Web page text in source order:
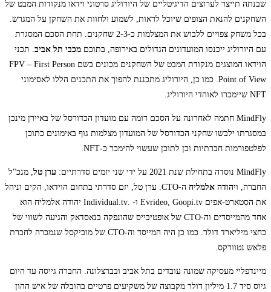
שבנתה תייצר לערוצים הדיגיטליים של היורוליג סרטוני וידאו מנקודות המבט של
השחקנים להנאת הצופים שיוכל לראות, לשמוע ולחוות את השחקן על המגרש.
בכל משחק צפויים ללבוש את המצלמות כ-2-3 שחקנים. תחת הסכם המסגרת
עם היורוליג ייכנסו המועדונים הגדולים באירופה, בתוכם מכבי תל אביב. תכני
הוידאו המוצגים מנקודת המבט של השחקנים מכונים בשם FPV – First Person
Point of View. כמו כן, היורוליג מתכננת להפוך את התכנים הללו לאסימוני
NFT שיימכרו לאוהדי היורוליג.
MindFly חתמה לאחרונה על הסכם דומה עם מועדון הכדורסל של באיירן מינכן
במסגרתו ילבשו שחקני הכדורסל של המועדון מצלמות גוף באימונים כתוכן
לפלטפורמות חברתיות וכן לתוכן שעשוי להימכר כ-NFT.
MindFly נוסדה בתחילת שנת 2021 על ידי שני יזמים סדרתיים: ערן טל, מנכ"ל
החברה, ויהודה אלמליח
ה-CTO. ערן טל, יזם סדרתי בתחום הוידאו, הקים וניהל
את הסטארט-אפים Evrideo, Goopi.tv ו- .Individual.tv יהודה אלמליח הוא
אחד מהמייסדים וה-CTO של אופטיבייס שהונפקה בנאסדאק והגיעה לשווי של
כחצי מיליארד דולר. כמו כן היה המייסד וה-CTO של מוביקסל שנמכרה לחברת
פלאש נטוורקס.
מיינדפליי מעסיקה שמונה עובדים בתל אביב ובברצלונה. החברה גייסה עד היום
גיוס סיד 1.7 מיליון דולר מקבוצה של משקיעים פרטיים בהובלה של איש ההון